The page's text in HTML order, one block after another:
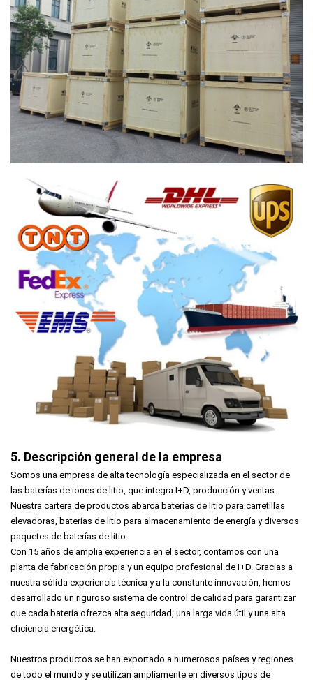
5. Descripción general de la empresa
Somos una empresa de alta tecnología especializada en el sector de
las baterías de iones de litio, que integra I+D, producción y ventas.
Nuestra cartera de productos abarca baterías de litio para carretillas
elevadoras, baterías de litio para almacenamiento de energía y diversos
paquetes de baterías de litio.
Con 15 años de amplia experiencia en el sector, contamos con una
planta de fabricación propia y un equipo profesional de I+D. Gracias a
nuestra sólida experiencia técnica y a la constante innovación, hemos
desarrollado un riguroso sistema de control de calidad para garantizar
que cada batería ofrezca alta seguridad, una larga vida útil y una alta
eficiencia energética.
Nuestros productos se han exportado a numerosos países y regiones
de todo el mundo y se utilizan ampliamente en diversos tipos de